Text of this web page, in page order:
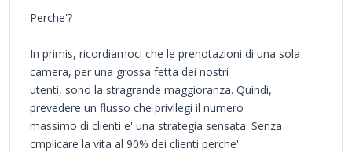
Perche'?
In primis, ricordiamoci che le prenotazioni di una sola
camera, per una grossa fetta dei nostri
utenti, sono la stragrande maggioranza. Quindi,
prevedere un flusso che privilegi il numero
massimo di clienti e' una strategia sensata. Senza
cmplicare la vita al 90% dei clienti perche'